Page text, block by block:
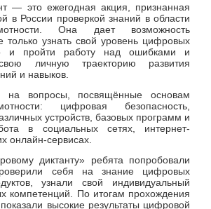
— это ежегодная акция, признанная
в России проверкой знаний в области
Она дает возможность
только узнать свой уровень цифровых
и пройти работу над ошибками и
личную траекторию развития
и навыков.
на вопросы, посвящённые основам
цифровая безопасность,
устройств, базовых программ и
в социальных сетях, интернет-
онлайн-сервисах.
диктанту» ребята попробовали
себя на знание цифровых
узнали свой индивидуальный
компетенций. По итогам прохождения
высокие результаты цифровой